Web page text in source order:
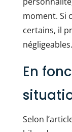
moment. Si
certains, il
négligeables.
En
Selon